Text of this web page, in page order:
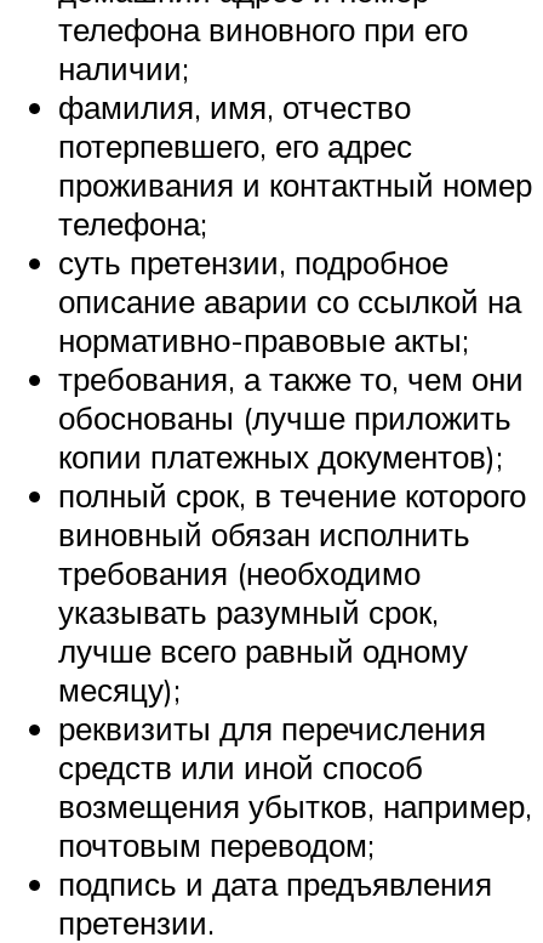
телефона виновного при его
наличии;
фамилия, имя, отчество
потерпевшего, его адрес
проживания и контактный номер
телефона;
суть претензии, подробное
описание аварии со ссылкой на
нормативно-правовые акты;
требования, а также то, чем они
обоснованы (лучше приложить
копии платежных документов);
полный срок, в течение которого
виновный обязан исполнить
требования (необходимо
указывать разумный срок,
лучше всего равный одному
месяцу);
реквизиты для перечисления
средств или иной способ
возмещения убытков, например,
почтовым переводом;
подпись и дата предъявления
претензии.